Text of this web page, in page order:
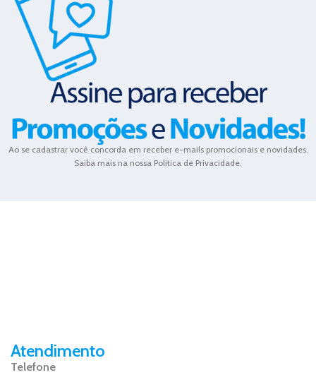
Ao se cadastrar você concorda em receber e-mails promocionais e novidades.
Saiba mais na nossa Politica de Privacidade.
Atendimento
Telefone